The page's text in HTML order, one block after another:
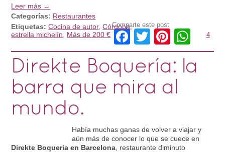
Leer más →
Categorías: Restaurantes
Etiquetas: Cocina de autor,Córdoba,
estrella michelín
Más de 200 €
Comparte este post
Facebook
Twitter 4
Direkte Boquería: la
barra que mira al
mundo.
Había muchas ganas de volver a viajar y
aún más de conocer lo que se cuece en
Direkte Boqueria en Barcelona , restaurante diminuto